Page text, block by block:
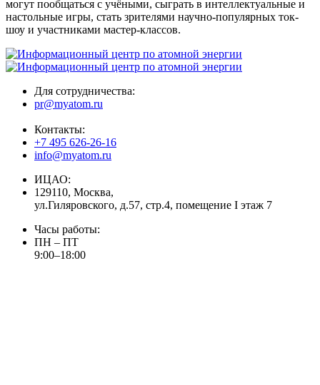
могут пообщаться с учёными, сыграть в интеллектуальные и
настольные игры, стать зрителями научно-популярных ток-
шоу и участниками мастер-классов.
Для сотрудничества:
pr@myatom.ru
Контакты:
+7 495 626-26-16
info@myatom.ru
ИЦАО:
129110, Москва,
ул.Гиляровского, д.57, стр.4, помещение I этаж 7
Часы работы:
ПН – ПТ
9:00–18:00